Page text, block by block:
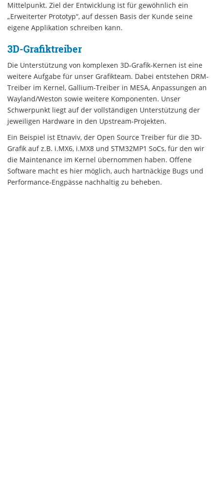
Mittelpunkt. Ziel der Entwicklung ist für gewöhnlich ein
„Erweiterter Prototyp“, auf dessen Basis der Kunde seine
eigene Applikation schreiben kann.
3D-Grafiktreiber
Die Unterstützung von komplexen 3D-Grafik-Kernen ist eine
weitere Aufgabe für unser Grafikteam. Dabei entstehen DRM-
Treiber im Kernel, Gallium-Treiber in MESA, Anpassungen an
Wayland/Weston sowie weitere Komponenten. Unser
Schwerpunkt liegt auf der vollständigen Unterstützung der
jeweiligen Hardware in den Upstream-Projekten.
Ein Beispiel ist Etnaviv, der Open Source Treiber für die 3D-
Grafik auf z.B. i.MX6, i.MX8 und STM32MP1 SoCs, für den wir
die Maintenance im Kernel übernommen haben. Offene
Software macht es hier möglich, auch hartnäckige Bugs und
Performance-Engpässe nachhaltig zu beheben.